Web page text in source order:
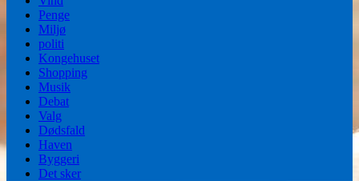
Penge
Miljø
politi
Kongehuset
Shopping
Musik
Debat
Valg
Dødsfald
Haven
Byggeri
Det sker